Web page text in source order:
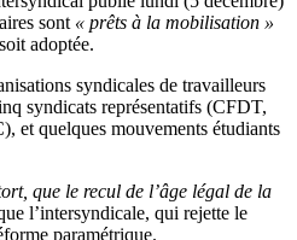
sont « prêts à la mobilisation »
adoptée.
syndicales de travailleurs
syndicats représentatifs (CFDT,
et quelques mouvements étudiants
que le recul de l’âge légal de la
l’intersyndicale, qui rejette le
paramétrique.